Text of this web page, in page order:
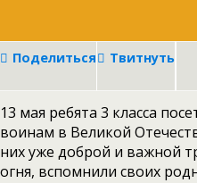
Поделиться Твитнуть
13 мая ребята 3 класса
воинам в Великой
них уже доброй и важной
огня, вспомнили своих